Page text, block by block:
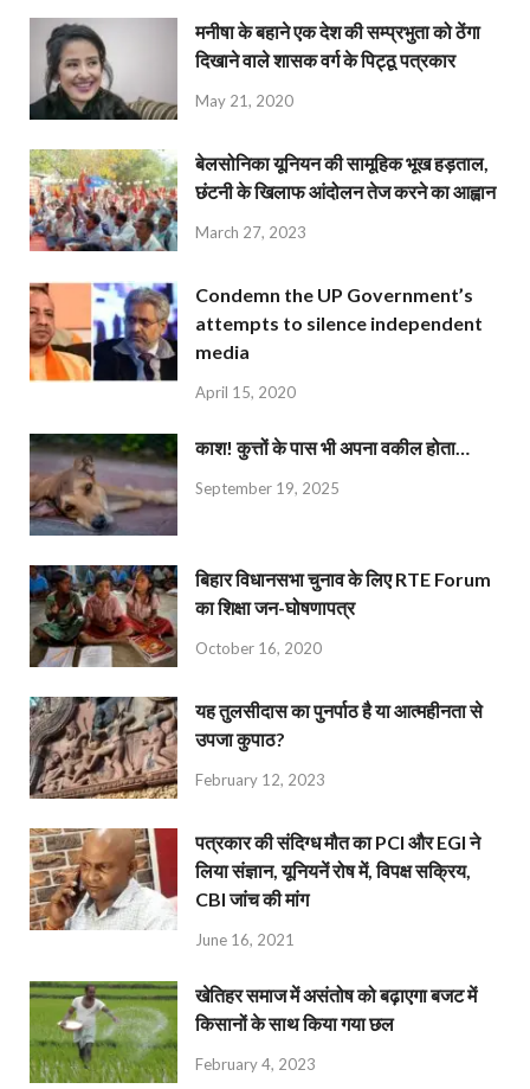
मनीषा के बहाने एक देश की सम्प्रभुता को ठेंगा
दिखाने वाले शासक वर्ग के पिट्ठू पत्रकार
May 21, 2020
बेलसोनिका यूनियन की सामूहिक भूख हड़ताल,
छंटनी के खिलाफ आंदोलन तेज करने का आह्वान
March 27, 2023
Condemn the UP Government’s
attempts to silence independent
media
April 15, 2020
काश! कुत्तों के पास भी अपना वकील होता…
September 19, 2025
बिहार विधानसभा चुनाव के लिए RTE Forum
का शिक्षा जन-घोषणापत्र
October 16, 2020
यह तुलसीदास का पुनर्पाठ है या आत्महीनता से
उपजा कुपाठ?
February 12, 2023
पत्रकार की संदिग्ध मौत का PCI और EGI ने
लिया संज्ञान, यूनियनें रोष में, विपक्ष सक्रिय,
CBI जांच की मांग
June 16, 2021
खेतिहर समाज में असंतोष को बढ़ाएगा बजट में
किसानों के साथ किया गया छल
February 4, 2023